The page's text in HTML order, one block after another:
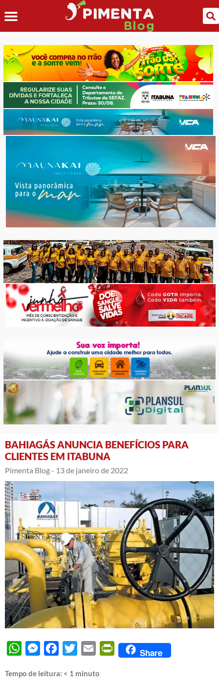
BAHIAGÁS ANUNCIA BENEFÍCIOS PARA
CLIENTES EM ITABUNA
Pimenta Blog - 13 de janeiro de 2022
WhatsAppMessengerFacebook
Twitter Email PrintFriendly
Share
Tempo de leitura: < 1 minuto